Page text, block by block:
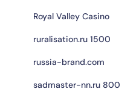
Royal Valley Casino
ruralisation.ru 1500
russia-brand.com
sadmaster-nn.ru 800